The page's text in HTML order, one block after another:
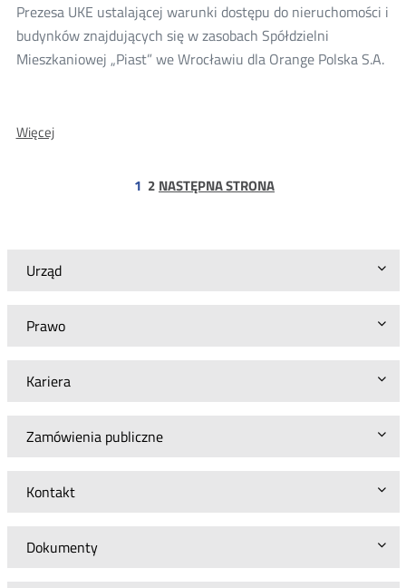
Urząd
Prawo
Kariera
Zamówienia publiczne
Kontakt
Dokumenty
Prezesa UKE ustalającej warunki dostępu do nieruchomości i
budynków znajdujących się w zasobach Spółdzielni
Mieszkaniowej „Piast” we Wrocławiu dla Orange Polska S.A.
WięcejO:
Orange
Polska
1 strona
2 NASTĘPNA STRONA